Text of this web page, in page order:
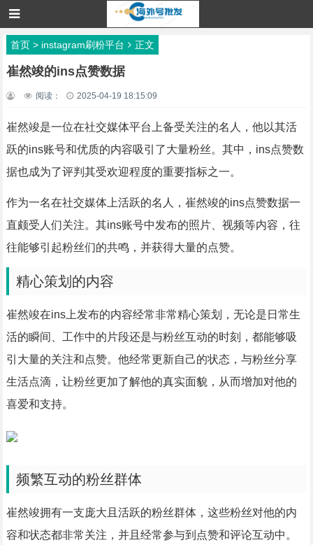
首页> instagram刷粉平台 正文
崔然竣的ins点赞数据
阅读： 2025-04-19 18:15:09
崔然竣是一位在社交媒体平台上备受关注的名人，他以其活
跃的ins账号和优质的内容吸引了大量粉丝。其中，ins点赞数
据也成为了评判其受欢迎程度的重要指标之一。
作为一名在社交媒体上活跃的名人，崔然竣的ins点赞数据一
直颇受人们关注。其ins账号中发布的照片、视频等内容，往
往能够引起粉丝们的共鸣，并获得大量的点赞。
精心策划的内容
崔然竣在ins上发布的内容经常非常精心策划，无论是日常生
活的瞬间、工作中的片段还是与粉丝互动的时刻，都能够吸
引大量的关注和点赞。他经常更新自己的状态，与粉丝分享
生活点滴，让粉丝更加了解他的真实面貌，从而增加对他的
喜爱和支持。
频繁互动的粉丝群体
崔然竣拥有一支庞大且活跃的粉丝群体，这些粉丝对他的内
容和状态都非常关注，并且经常参与到点赞和评论互动中。